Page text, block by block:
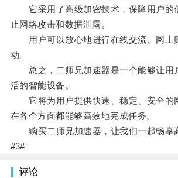
它采用了高级加密技术，保障用户的
止网络攻击和数据泄露。
用户可以放心地进行在线交流、网上
动。
总之，二师兄加速器是一个能够让用
活的智能设备。
它将为用户提供快速、稳定、安全的
在各个方面都能够高效地完成任务。
购买二师兄加速器，让我们一起畅享
#3#
评论